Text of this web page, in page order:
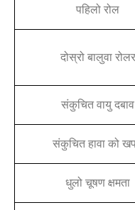
पहिलो रोल
दोस्रो बालुवा रोलर
संकुचित वायु दबाव
संकुचित हावा को
धुलो चूषण क्षमता